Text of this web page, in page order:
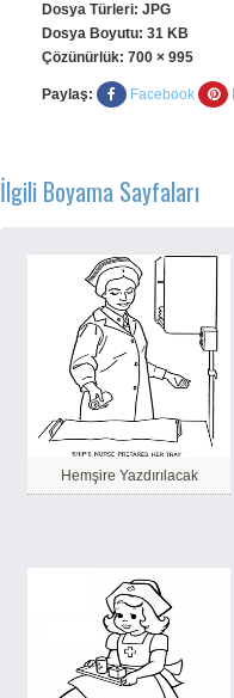
Dosya Türleri: JPG
Dosya Boyutu: 31 KB
Çözünürlük: 700 × 995
Paylaş: Facebook
İlgili Boyama Sayfaları
Hemşire Yazdırılacak